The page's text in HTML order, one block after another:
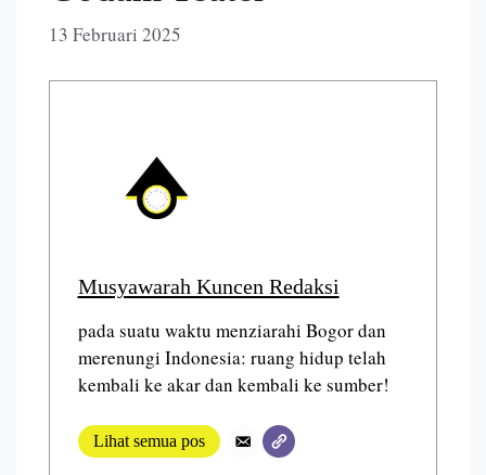
13 Februari 2025
Musyawarah Kuncen Redaksi
pada suatu waktu menziarahi Bogor dan
merenungi Indonesia: ruang hidup telah
kembali ke akar dan kembali ke sumber!
Lihat semua pos